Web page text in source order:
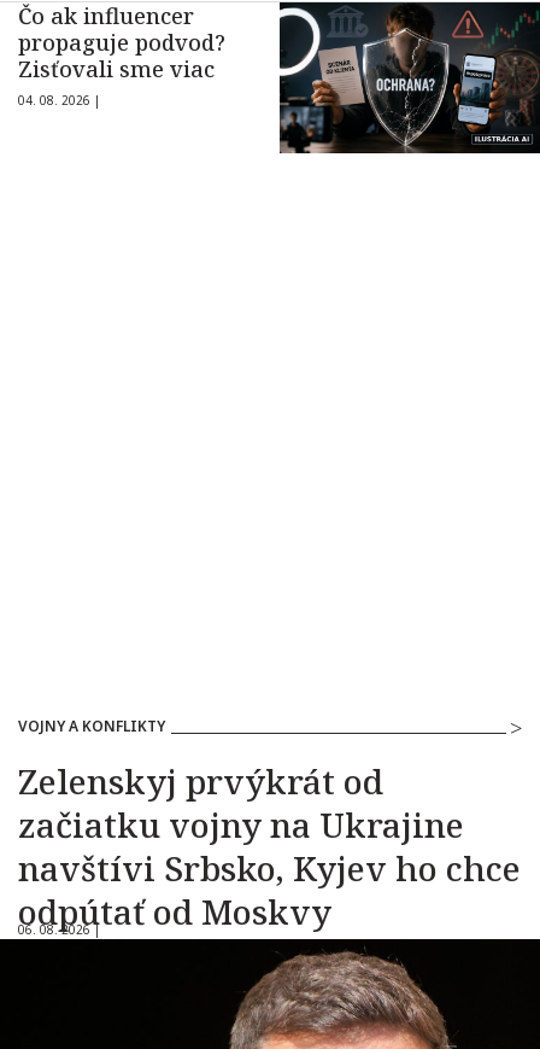
Čo ak influencer
propaguje podvod?
Zisťovali sme viac
04. 08. 2026 |
VOJNY A KONFLIKTY
Zelenskyj prvýkrát od
začiatku vojny na Ukrajine
navštívi Srbsko, Kyjev ho chce
odpútať od Moskvy
06. 08. 2026 |